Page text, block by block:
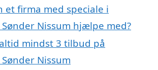
et firma med speciale i
Nissum hjælpe med?
mindst 3 tilbud på
Nissum